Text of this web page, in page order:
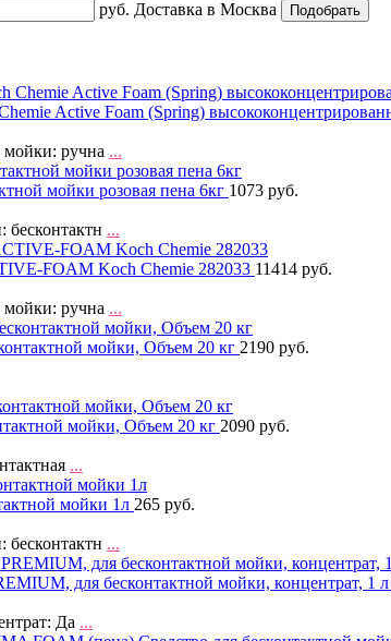
руб. Доставка в Москва
Active Foam (Spring)
ручна ...
мойки розовая пена 6кг 1073 руб.
...
FOAM Koch Chemie 282033 11414 руб.
ручна ...
мойки, Объем 20 кг 2190 руб.
мойки, Объем 20 кг 2090 руб.
...
мойки 1л 265 руб.
...
для бесконтактной мойки, концентрат, 1 л
Да ...